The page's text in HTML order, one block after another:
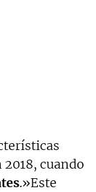
cuando
.»Este